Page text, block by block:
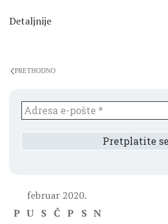
Detaljnije
PRETHODNO
februar 2020.
P U S Č P S N